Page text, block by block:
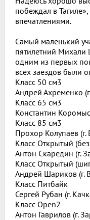
побеждал в
впечатлениями.
Самый маленький
пятилетний
одним из первых
всех заездов были
Класс 50 см3
Андрей Ахременко
Класс 65 см3
Константин
Класс 85 см3
Прохор Колупаев
Класс Открытый
Антон Скаредин (г.
Класс Открытый
Андрей Шариков (г.
Класс Питбайк
Сергей Рубан (г.
Класс Open2
Антон Гаврилов (г.